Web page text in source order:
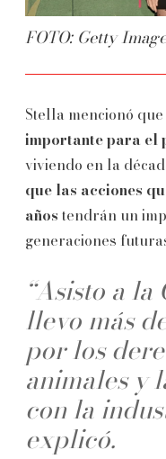
FOTO: Getty
Stella mencionó que
importante para el
viviendo en la
que las acciones
años tendrán un
generaciones
“Asisto a
llevo más
por los
animales y
con la
explicó.